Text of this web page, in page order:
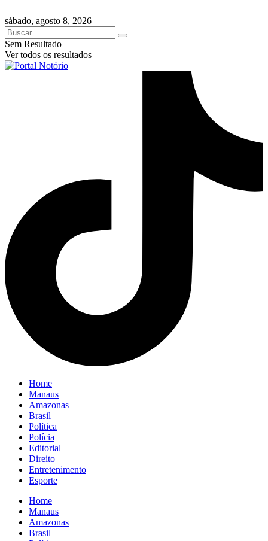
sábado, agosto 8, 2026
Sem Resultado
Ver todos os resultados
Home
Manaus
Amazonas
Brasil
Política
Polícia
Editorial
Direito
Entretenimento
Esporte
Home
Manaus
Amazonas
Brasil